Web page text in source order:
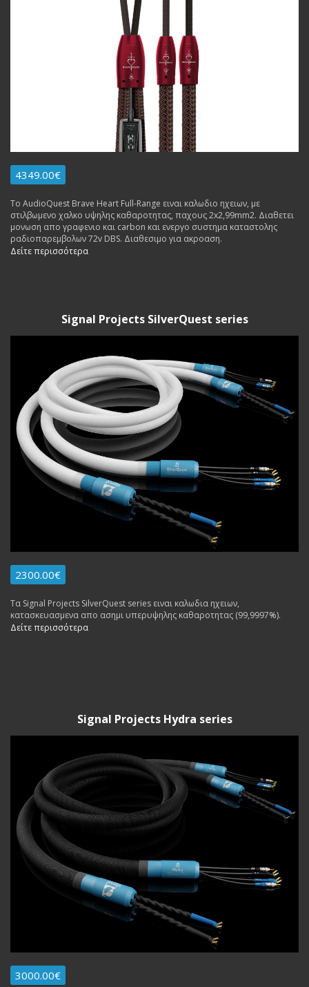
4349.00€
To AudioQuest Brave Heart Full-Range ειναι καλωδιο ηχειων, με
στιλβωμενο χαλκο υψηλης καθαροτητας, παχους 2x2,99mm2. Διαθετει
μονωση απο γραφενιο και carbon και ενεργο συστημα καταστολης
ραδιοπαρεμβολων 72v DBS. Διαθεσιμο για ακροαση.
Δείτε περισσότερα
Signal Projects SilverQuest series
2300.00€
Τα Signal Projects SilverQuest series ειναι καλωδια ηχειων,
κατασκευασμενα απο ασημι υπερυψηλης καθαροτητας (99,9997%).
Δείτε περισσότερα
Signal Projects Hydra series
3000.00€